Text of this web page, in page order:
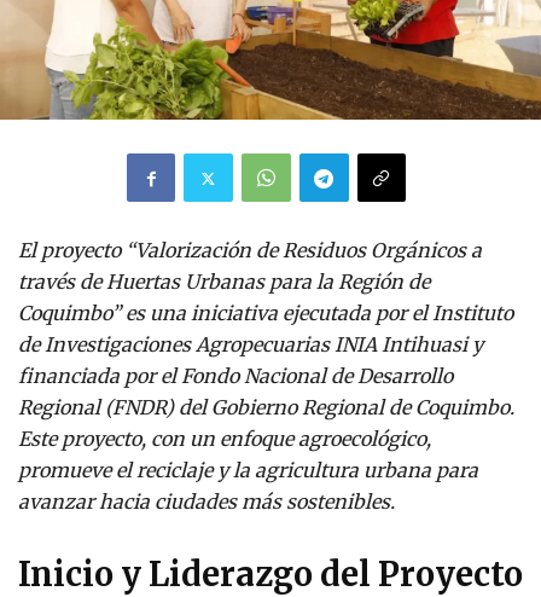
El proyecto “Valorización de Residuos Orgánicos a
través de Huertas Urbanas para la Región de
Coquimbo” es una iniciativa ejecutada por el Instituto
de Investigaciones Agropecuarias INIA Intihuasi y
financiada por el Fondo Nacional de Desarrollo
Regional (FNDR) del Gobierno Regional de Coquimbo.
Este proyecto, con un enfoque agroecológico,
promueve el reciclaje y la agricultura urbana para
avanzar hacia ciudades más sostenibles.
Inicio y Liderazgo del Proyecto